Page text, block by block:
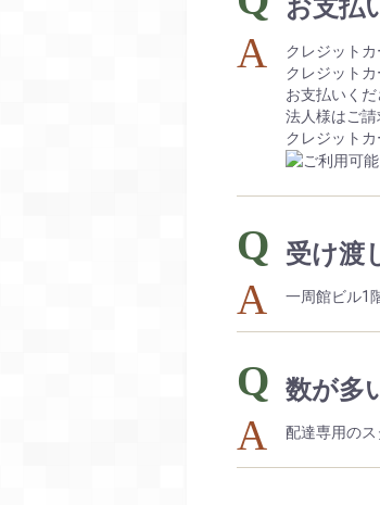
お支払
クレジット
クレジット
お支払いくだ
法人様はご請
クレジット
受け渡
一周館ビル1
数が多
配達専用の